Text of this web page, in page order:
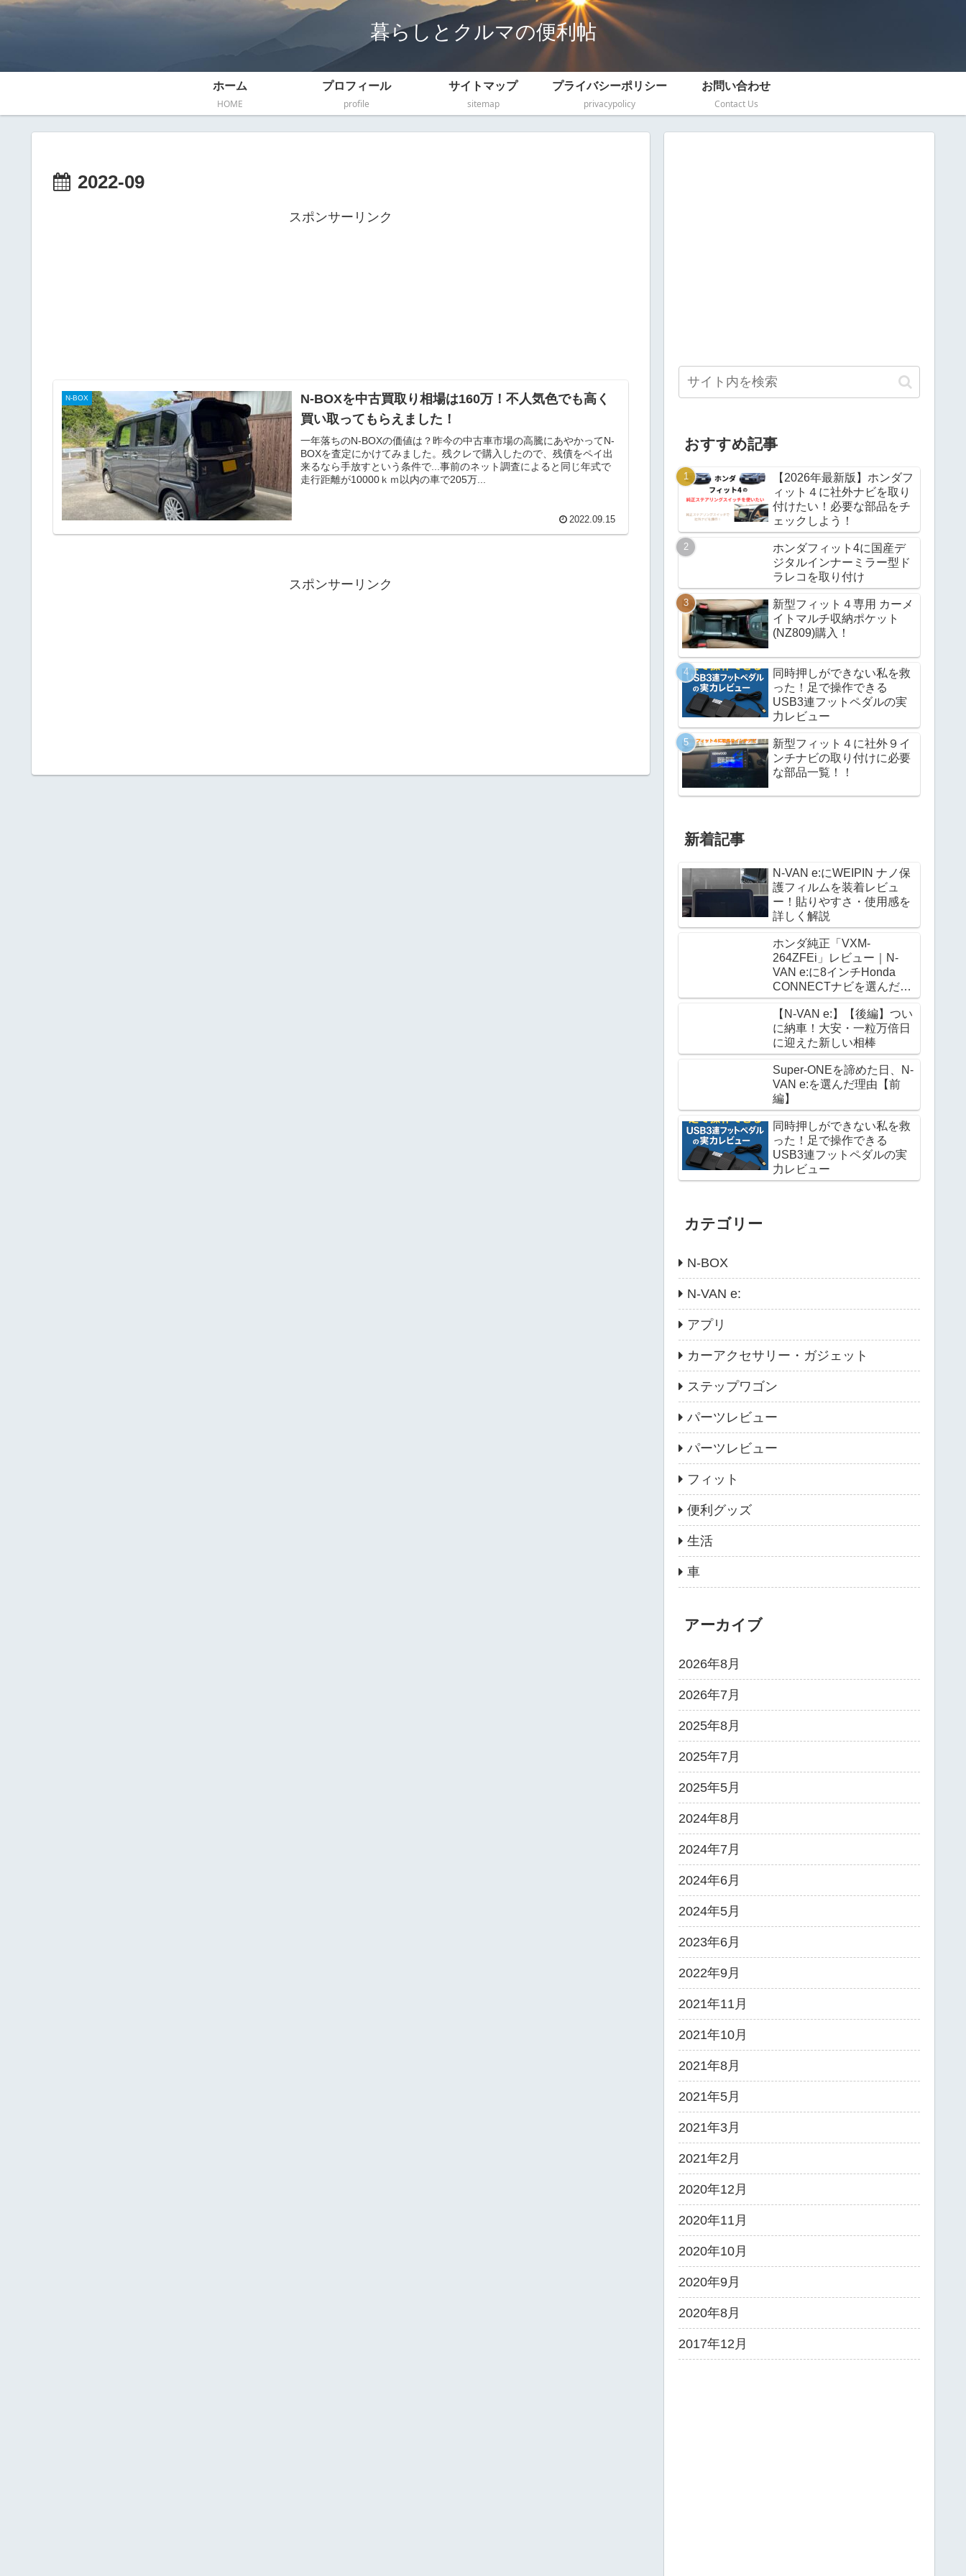
暮らしとクルマの便利帖
ホーム
HOME
プロフィール
profile
サイトマップ
sitemap
プライバシーポリシー
privacypolicy
お問い合わせ
Contact Us
2022-09
スポンサーリンク
N-BOX
N-BOXを中古買取り相場は160万！不人気色でも高く
買い取ってもらえました！
一年落ちのN-BOXの価値は？昨今の中古車市場の高騰にあやかってN-
BOXを査定にかけてみました。残クレで購入したので、残債をペイ出
来るなら手放すという条件で...事前のネット調査によると同じ年式で
走行距離が10000ｋｍ以内の車で205万...
2022.09.15
スポンサーリンク
おすすめ記事
【2026年最新版】ホンダフ
ィット４に社外ナビを取り
付けたい！必要な部品をチ
ェックしよう！
ホンダフィット4に国産デ
ジタルインナーミラー型ド
ラレコを取り付け
新型フィット４専用 カーメ
イトマルチ収納ポケット
(NZ809)購入！
同時押しができない私を救
った！足で操作できる
USB3連フットペダルの実
力レビュー
新型フィット４に社外９イ
ンチナビの取り付けに必要
な部品一覧！！
新着記事
N-VAN e:にWEIPIN ナノ保
護フィルムを装着レビュ
ー！貼りやすさ・使用感を
詳しく解説
ホンダ純正「VXM-
264ZFEi」レビュー｜N-
VAN e:に8インチHonda
CONNECTナビを選んだ理
由
【N-VAN e:】【後編】つい
に納車！大安・一粒万倍日
に迎えた新しい相棒
Super-ONEを諦めた日、N-
VAN e:を選んだ理由【前
編】
同時押しができない私を救
った！足で操作できる
USB3連フットペダルの実
力レビュー
カテゴリー
N-BOX
N-VAN e:
アプリ
カーアクセサリー・ガジェット
ステップワゴン
パーツレビュー
パーツレビュー
フィット
便利グッズ
生活
車
アーカイブ
2026年8月
2026年7月
2025年8月
2025年7月
2025年5月
2024年8月
2024年7月
2024年6月
2024年5月
2023年6月
2022年9月
2021年11月
2021年10月
2021年8月
2021年5月
2021年3月
2021年2月
2020年12月
2020年11月
2020年10月
2020年9月
2020年8月
2017年12月